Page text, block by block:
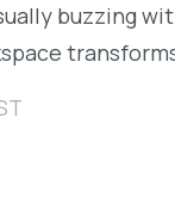
buzzing